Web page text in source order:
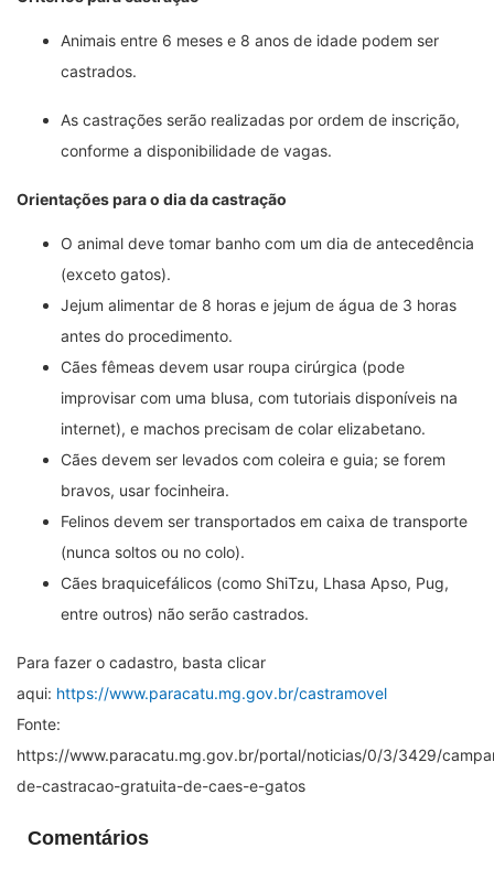
Animais entre 6 meses e 8 anos de idade podem ser
castrados.
As castrações serão realizadas por ordem de inscrição,
conforme a disponibilidade de vagas.
Orientações para o dia da castração
O animal deve tomar banho com um dia de antecedência
(exceto gatos).
Jejum alimentar de 8 horas e jejum de água de 3 horas
antes do procedimento.
Cães fêmeas devem usar roupa cirúrgica (pode
improvisar com uma blusa, com tutoriais disponíveis na
internet), e machos precisam de colar elizabetano.
Cães devem ser levados com coleira e guia; se forem
bravos, usar focinheira.
Felinos devem ser transportados em caixa de transporte
(nunca soltos ou no colo).
Cães braquicefálicos (como ShiTzu, Lhasa Apso, Pug,
entre outros) não serão castrados.
Para fazer o cadastro, basta clicar
aqui: https://www.paracatu.mg.gov.br/castramovel
Fonte:
https://www.paracatu.mg.gov.br/portal/noticias/0/3/3429/
de-castracao-gratuita-de-caes-e-gatos
Comentários